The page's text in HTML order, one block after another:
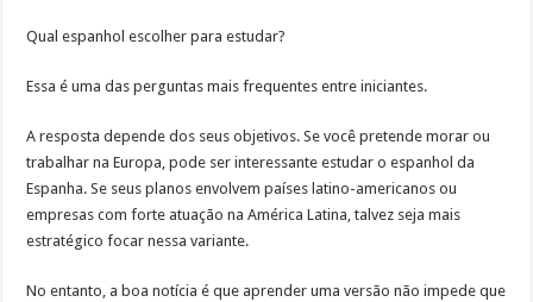
Qual espanhol escolher para estudar?
Essa é uma das perguntas mais frequentes entre iniciantes.
A resposta depende dos seus objetivos. Se você pretende morar ou
trabalhar na Europa, pode ser interessante estudar o espanhol da
Espanha. Se seus planos envolvem países latino-americanos ou
empresas com forte atuação na América Latina, talvez seja mais
estratégico focar nessa variante.
No entanto, a boa notícia é que aprender uma versão não impede que